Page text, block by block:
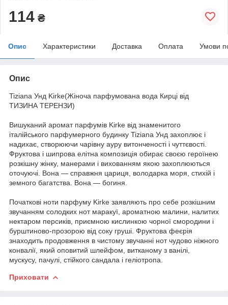
114 ₴
Опис Характеристики Доставка Оплата Умови
Опис
Tiziana Унд Kirke(Жіноча парфумована вода Кирці від
ТИЗИНА ТЕРЕНЗИ)
Вишуканий аромат парфумів Kirke від знаменитого
італійського парфумерного будинку Tiziana Унд захоплює і
надихає, створюючи чарівну ауру витонченості і чуттєвості.
Фруктова і шипрова елітна композиція обирає своєю героїнею
розкішну жінку, манерами і вихованням якою захоплюються
оточуючі. Вона — справжня цариця, володарка моря, стихій і
земного багатства. Вона — богиня.
Початкові ноти парфуму Kirke заявляють про себе розкішним
звучанням солодких нот маракуї, ароматною малини, налитих
нектаром персиків, приємною кислинкою чорної смородини і
бурштиново-прозорою від соку груші. Фруктова феєрія
знаходить продовження в чистому звучанні нот чудово ніжного
конвалії, який оповитий шлейфом, витканому з ванілі,
мускусу, пачулі, стійкого сандала і геліотропа.
Приховати